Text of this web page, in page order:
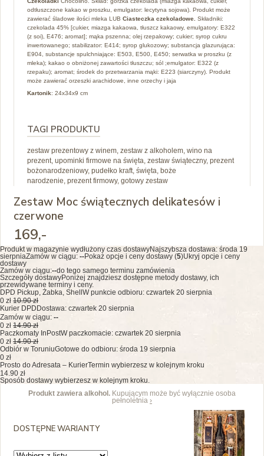
odtłuszczone kakao w proszku, emulgator: lecytyna sojowa). Produkt może
zawierać śladowe ilości mleka LUB Ciasteczka czekoladowe. Składniki:
czekolada 45% [cukier, miazga kakaowa, tłuszcz kakaowy, emulgatory: E322
(z soi), E476; aromat]; mąka pszenna; olej rzepakowy; cukier; syrop cukru
inwertowanego; stabilizator: E414; syrop glukozowy; substancja glazurująca:
E904, substancje spulchniające: E503, E500, E450; serwatka w proszku (z
mleka); kakao o obniżonej zawartości tłuszczu; sól ;emulgator: E322 (z
rzepaku); aromat; środek do przetwarzania mąki: E223 (siarczyny). Produkt
może zawierać orzeszki arachidowe, inne orzechy i jaja
Kartonik: 24x34x9 cm
TAGI PRODUKTU
zestaw prezentowy z winem, zestaw z alkoholem, wino na
prezent, upominki firmowe na święta, zestaw świąteczny, prezent
bożonarodzeniowy, pudełko kraft, święta, boże
narodzenie, prezent firmowy, gotowy zestaw
Zestaw Moc świątecznych delikatesów i
czerwone
169,-
Produkt w magazynie wydłużony czas dostawyNajszybsza dostawa: środa 19
sierpniaZamów w ciągu: --Pokaż opcje i ceny dostawy (5)Ukryj opcje i ceny
dostawy
Zamów w ciągu:--do tego samego terminu zamówienia
Szczegóły dostawyPoniżej znajdziesz dostępne metody dostawy, ich
przewidywane terminy i ceny.
DPD Pickup, Żabka, Shell W punkcie odbioru: czwartek 20 sierpnia
0 zł 10.90 zł
Kurier DPD Dostawa: czwartek 20 sierpnia
Zamów w ciągu: --
0 zł 14.90 zł
Paczkomaty InPostW paczkomacie: czwartek 20 sierpnia
0 zł 14.90 zł
Odbiór w ToruniuGotowe do odbioru: środa 19 sierpnia
0 zł
Prosto do Adresata – KurierTermin wybierzesz w kolejnym kroku
14.90 zł
Sposób dostawy wybierzesz w kolejnym kroku.
Produkt zawiera alkohol. Kupującym może być wyłącznie osoba
pełnoletnia ›
DOSTĘPNE WARIANTY